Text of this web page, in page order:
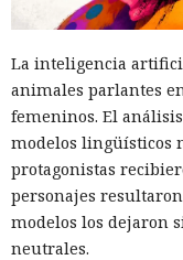
La inteligencia
animales parlantes
femeninos. El análisis
modelos lingüísticos
protagonistas
personajes
modelos los dejaron
neutrales.